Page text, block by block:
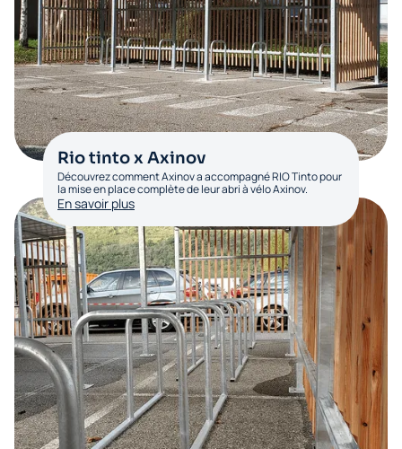
Rio tinto x Axinov
Découvrez comment Axinov a accompagné RIO Tinto pour
la mise en place complète de leur abri à vélo Axinov.
En savoir plus